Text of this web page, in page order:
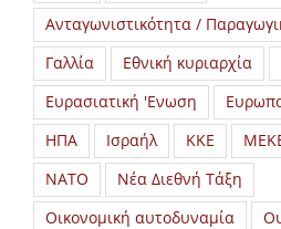
Ανταγωνιστικότητα /
Γαλλία
Εθνική κυριαρχία
Ευρασιατική 'Ενωση
ΗΠΑ
Ισραήλ ΚΚΕ
ΝΑΤΟ
Νέα Διεθνή Τάξη
Οικονομική αυτοδυναμία